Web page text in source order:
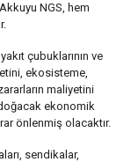
NGS, hem
çubuklarının ve
ekosisteme,
maliyetini
ekonomik
önlenmiş olacaktır.
sendikalar,